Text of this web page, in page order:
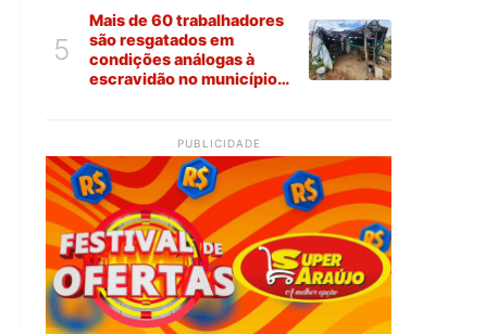
5
Mais de 60 trabalhadores
são resgatados em
condições análogas à
escravidão no município
PUBLICIDADE